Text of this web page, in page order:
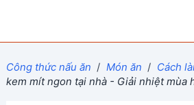
Công thức nấu ăn / Món ăn / Cách
kem mít ngon tại nhà - Giải nhiệt mùa